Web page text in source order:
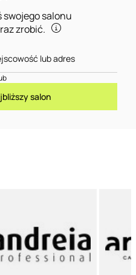
swojego salonu
zrobić.
salon